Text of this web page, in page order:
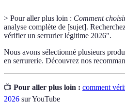
> Pour aller plus loin : Comment
analyse complète de [sujet].
vérifier un serrurier légitime 2026".
Nous avons sélectionné plusieurs
en serrurerie. Découvrez nos
📺 Pour aller plus loin : comment
2026 sur YouTube